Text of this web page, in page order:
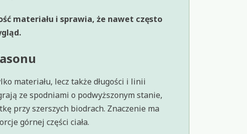
materiału i sprawia, że nawet często
materiału, lecz także długości i linii
ze spodniami o podwyższonym stanie,
przy szerszych biodrach. Znaczenie ma
górnej części ciała.